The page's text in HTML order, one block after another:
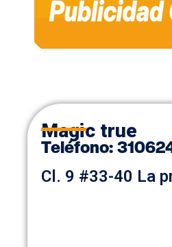
Magic true
Teléfono:
Cl. 9 #33-40 La